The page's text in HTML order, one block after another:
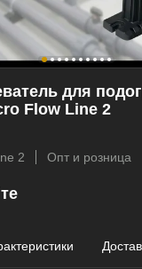
для
Flow Line 2
2
Опт и розница